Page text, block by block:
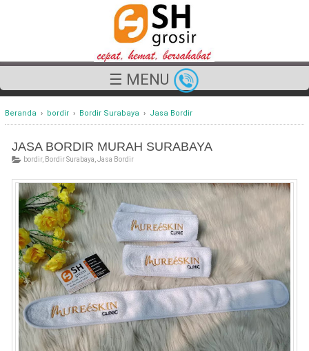
☰ MENU
Beranda › bordir › Bordir Surabaya › Jasa Bordir
JASA BORDIR MURAH SURABAYA
bordir, Bordir Surabaya Jasa Bordir